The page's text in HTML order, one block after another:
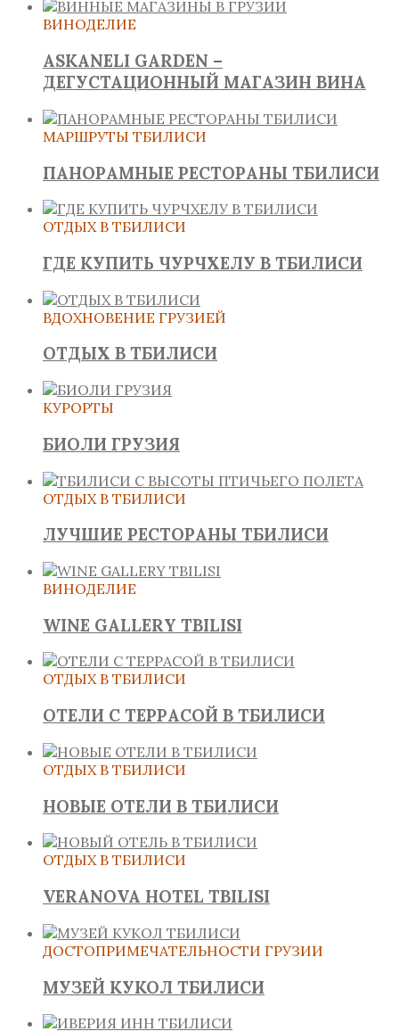
ВИНОДЕЛИЕ
ASKANELI GARDEN –
ДЕГУСТАЦИОННЫЙ МАГАЗИН ВИНА
МАРШРУТЫ ТБИЛИСИ
ПАНОРАМНЫЕ РЕСТОРАНЫ ТБИЛИСИ
ОТДЫХ В ТБИЛИСИ
ГДЕ КУПИТЬ ЧУРЧХЕЛУ В ТБИЛИСИ
ВДОХНОВЕНИЕ ГРУЗИЕЙ
ОТДЫХ В ТБИЛИСИ
КУРОРТЫ
БИОЛИ ГРУЗИЯ
ОТДЫХ В ТБИЛИСИ
ЛУЧШИЕ РЕСТОРАНЫ ТБИЛИСИ
ВИНОДЕЛИЕ
WINE GALLERY TBILISI
ОТДЫХ В ТБИЛИСИ
ОТЕЛИ С ТЕРРАСОЙ В ТБИЛИСИ
ОТДЫХ В ТБИЛИСИ
НОВЫЕ ОТЕЛИ В ТБИЛИСИ
ОТДЫХ В ТБИЛИСИ
VERANOVA HOTEL TBILISI
ДОСТОПРИМЕЧАТЕЛЬНОСТИ ГРУЗИИ
МУЗЕЙ КУКОЛ ТБИЛИСИ